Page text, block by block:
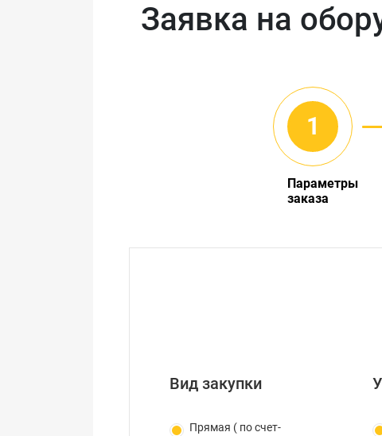
Заявка на
Параметры
заказа
Вид закупки
Прямая ( по счет-